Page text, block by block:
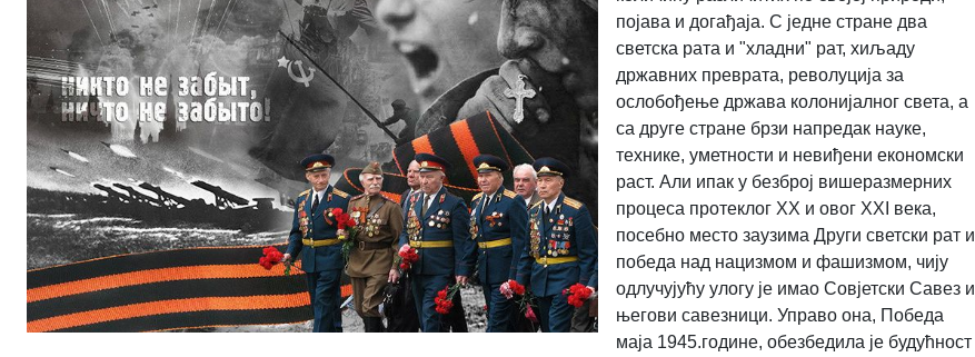
појава и догађаја. С једне стране два
светска рата и "хладни" рат, хиљаду
државних преврата, револуција за
ослобођење држава колонијалног света, а
са друге стране брзи напредак науке,
технике, уметности и невиђени економски
раст. Али ипак у безброј вишеразмерних
процеса протеклог XX и овог XXI века,
посебно место заузима Други светски рат и
победа над нацизмом и фашизмом, чију
одлучујућу улогу је имао Совјетски Савез и
његови савезници. Управо она, Победа
маја 1945.године, обезбедила је будућност